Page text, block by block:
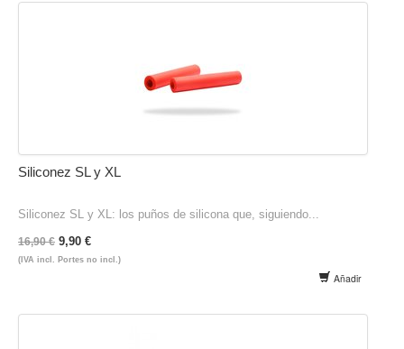
Siliconez SL y XL
Siliconez SL y XL: los puños de silicona que, siguiendo...
16,90 € 9,90 €
(IVA incl. Portes no incl.)
Añadir